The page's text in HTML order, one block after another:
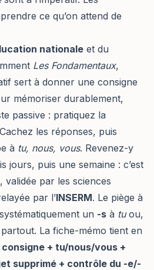
ce qu’on attend de
nationale et du
Les Fondamentaux,
sert à donner une consigne
mémoriser durablement,
passive : pratiquez la
les réponses, puis
à tu, nous, vous. Revenez-y
jours, puis une semaine : c’est
, validée par les sciences
par l’INSERM. Le piège à
un -s à tuou,
La fiche-mémo tient en
+ tu/nous/vous +
supprimé + contrôle du -e/-